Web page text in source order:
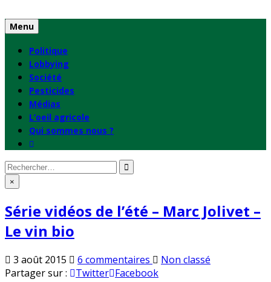
to
content
Menu
Politique
Lobbying
Société
Pesticides
Médias
L’oeil agricole
Qui sommes nous ?
Rechercher
: ×
Série vidéos de l’été – Marc Jolivet –
Le vin bio
3 août 2015 6 commentaires sur
Série
Publié
Non classé
Partager sur :
Twitter Facebook